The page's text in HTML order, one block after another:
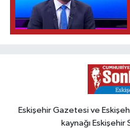
Eskişehir Gazetesi ve
kaynağı